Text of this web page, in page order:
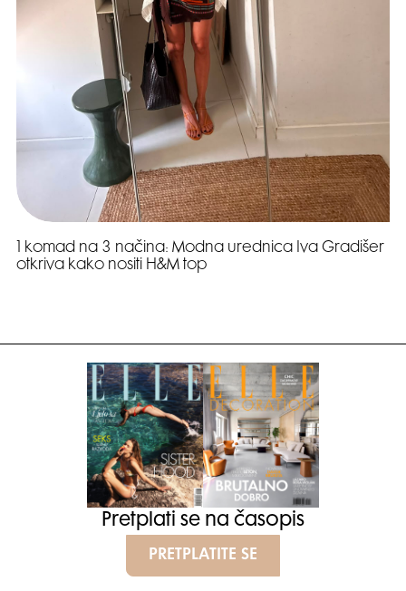
1 komad na 3 načina: Modna urednica Iva Gradišer
otkriva kako nositi H&M top
Pretplati se na časopis
PRETPLATITE SE